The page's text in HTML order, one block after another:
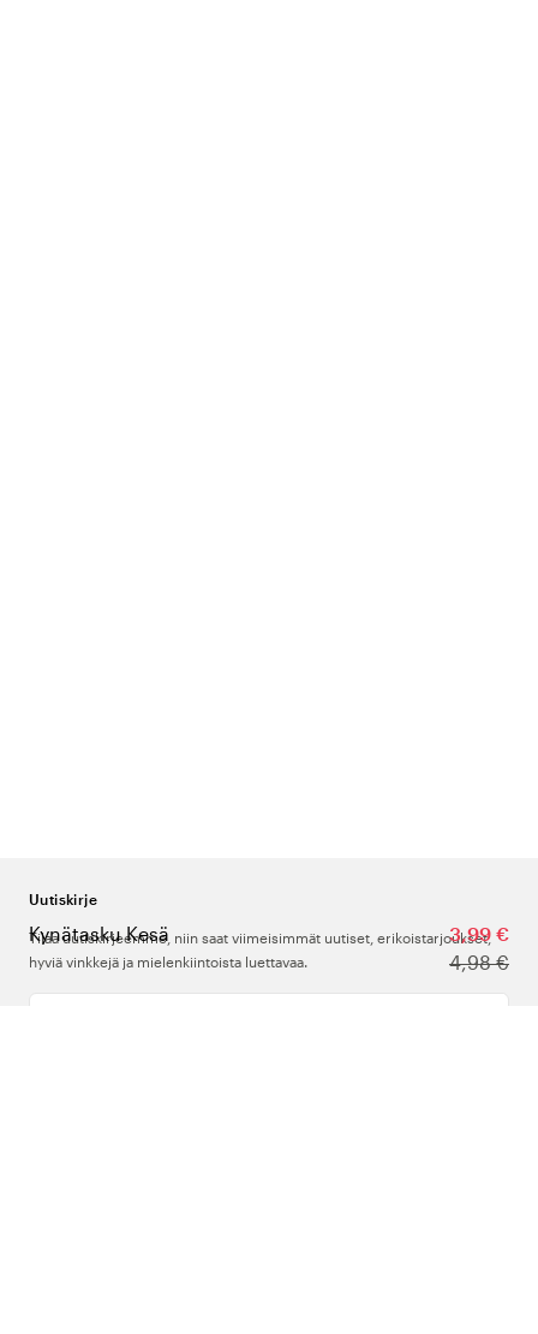
Kynätasku Kesä
3,99 €
4,98 €
Uutiskirje
Tilaa uutiskirjeemme, niin saat viimeisimmät uutiset, erikoistarjoukset,
hyviä vinkkejä ja mielenkiintoista luettavaa.
Kirjoita sähköpostiosoitteesi